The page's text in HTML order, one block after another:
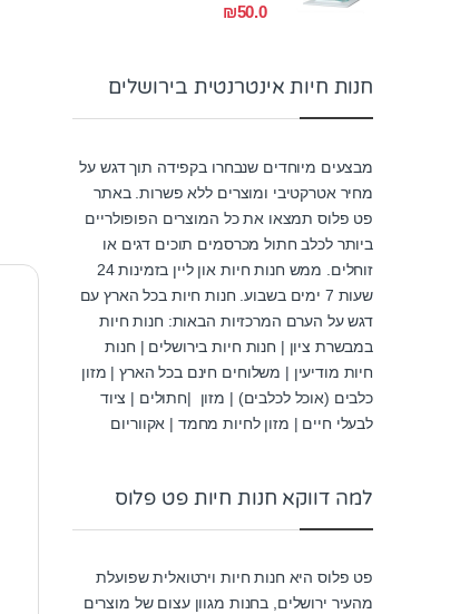
₪50.0
חנות חיות אינטרנטית בירושלים
מבצעים מיוחדים שנבחרו בקפידה תוך דגש על
מחיר אטרקטיבי ומוצרים ללא פשרות. באתר
פט פלוס תמצאו את כל המוצרים הפופולריים
ביותר לכלב חתול מכרסמים תוכים דגים או
זוחלים. ממש חנות חיות און ליין בזמינות 24
שעות 7 ימים בשבוע. חנות חיות בכל הארץ עם
דגש על הערם המרכזיות הבאות: חנות חיות
במבשרת ציון | חנות חיות בירושלים | חנות
חיות מודיעין | משלוחים חינם בכל הארץ | מזון
כלבים (אוכל לכלבים) | מזון |חתולים | ציוד
לבעלי חיים | מזון לחיות מחמד | אקווריום
למה דווקא חנות חיות פט פלוס
פט פלוס היא חנות חיות וירטואלית שפועלת
מהעיר ירושלים, בחנות מגוון עצום של מוצרים